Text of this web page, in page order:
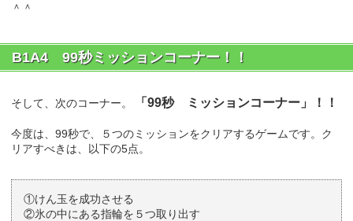
＾＾
B1A4 99秒ミッションコーナー！！
そして、次のコーナー。 「99秒 ミッションコーナー」！！
今度は、99秒で、５つのミッションをクリアするゲームです。ク
リアすべきは、以下の5点。
①けん玉を成功させる
②氷の中にある指輪を５つ取り出す